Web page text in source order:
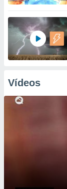
Vídeos